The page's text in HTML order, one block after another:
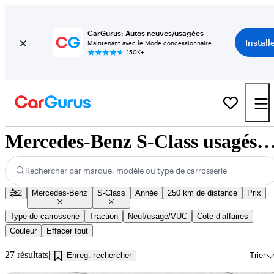
CarGurus: Autos neuves/usagées
Maintenant avec le Mode concessionnaire
150K+
Mercedes-Benz S-Class usagés à vendre
Rechercher par marque, modèle ou type de carrosserie
2 Mercedes-Benz S-Class Année 250 km de distance Prix
Type de carrosserie Traction Neuf/usagé/VUC
Cote d’affaires
Couleur
Effacer tout
27 résultats Enreg. rechercher Trier